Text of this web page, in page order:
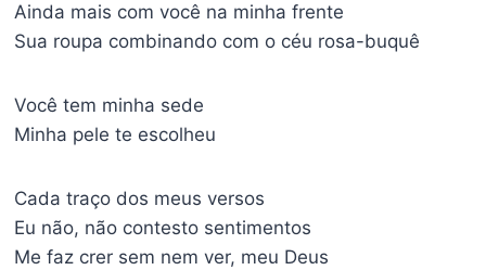
Ainda mais com você na minha frente
Sua roupa combinando com o céu rosa-buquê
Você tem minha sede
Minha pele te escolheu
Cada traço dos meus versos
Eu não, não contesto sentimentos
Me faz crer sem nem ver, meu Deus